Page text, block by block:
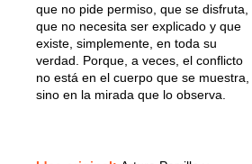
que no pide permiso, que se disfruta,
que no necesita ser explicado y que
existe, simplemente, en toda su
verdad. Porque, a veces, el conflicto
no está en el cuerpo que se muestra,
sino en la mirada que lo observa.